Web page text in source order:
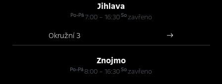
Jihlava
Po-Pá7:00 – 16:30Sozavřeno
Okružní 3
Znojmo
Po-Pá8:00 – 16:30Sozavřeno